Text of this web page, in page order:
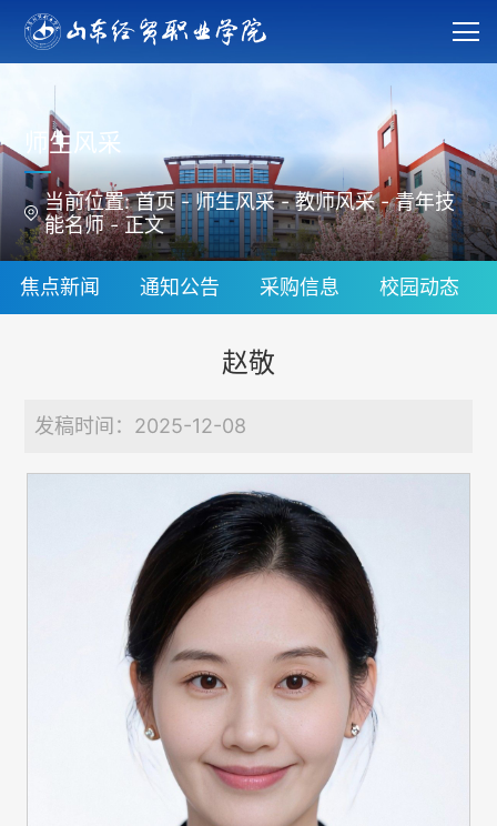
师生风采
当前位置:首页 -师生风采-教师风采-青年技
能名师-正文
焦点新闻 通知公告 采购信息 校园动态
赵敬
发稿时间：2025-12-08